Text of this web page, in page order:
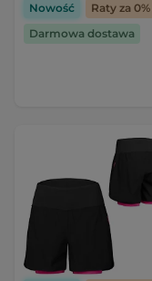
Nowość
Raty za 0%
Darmowa dostawa